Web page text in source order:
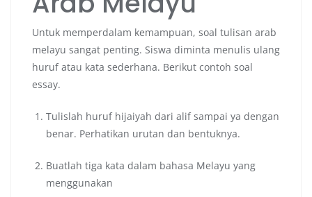
Untuk memperdalam kemampuan, soal tulisan arab
melayu sangat penting. Siswa diminta menulis ulang
huruf atau kata sederhana. Berikut contoh soal
essay.
Tulislah huruf hijaiyah dari alif sampai ya dengan
benar. Perhatikan urutan dan bentuknya.
Buatlah tiga kata dalam bahasa Melayu yang
menggunakan